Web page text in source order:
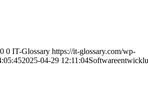
0 0 IT-Glossary https://it-glossary.com/wp-
2025-04-29 12:11:04